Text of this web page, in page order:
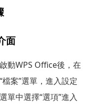
面
動WPS Office後，在
案”選單，進入設定
單中選擇“選項”進入